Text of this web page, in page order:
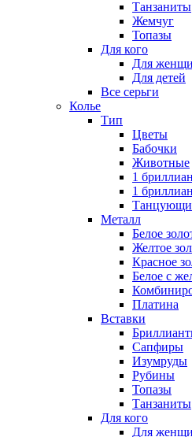
Танзаниты
Жемчуг
Топазы
Для кого
Для
Для детей
Все серьги
Колье
Тип
Цветы
Бабочки
Животные
1
1
Металл
Белое
Желтое
Красное
Белое с
Платина
Вставки
Сапфиры
Изумруды
Рубины
Топазы
Танзаниты
Для кого
Для